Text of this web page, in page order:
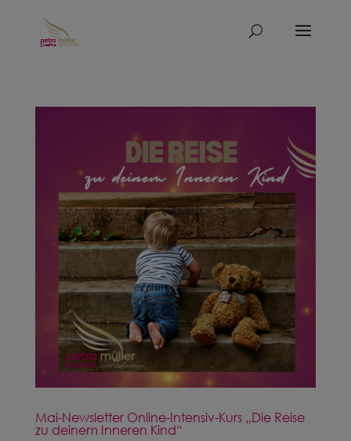
Mai-Newsletter Online-Intensiv-Kurs „Die Reise
zu deinem Inneren Kind“